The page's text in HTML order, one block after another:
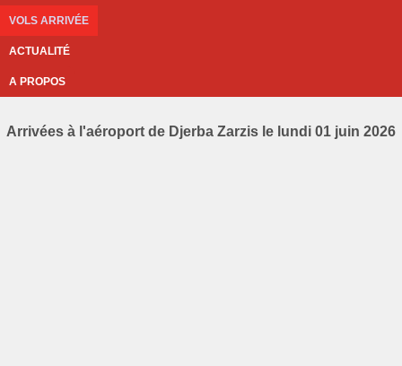
VOLS ARRIVÉE
ACTUALITÉ
A PROPOS
Arrivées à l'aéroport de Djerba Zarzis le lundi 01 juin 2026